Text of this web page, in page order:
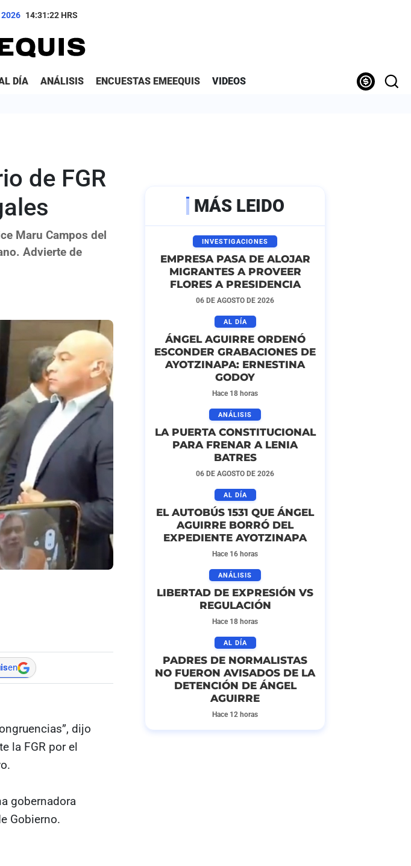
2026 14:31:23 HRS
DÍA ANÁLISIS ENCUESTAS EMEEQUIS VIDEOS
de FGR
Maru Campos del
Advierte de
en
dijo
la FGR por el
gobernadora
Gobierno.
MÁS LEIDO
INVESTIGACIONES
EMPRESA PASA DE ALOJAR
MIGRANTES A PROVEER
FLORES A PRESIDENCIA
06 DE AGOSTO DE 2026
AL DÍA
ÁNGEL AGUIRRE ORDENÓ
ESCONDER GRABACIONES DE
AYOTZINAPA: ERNESTINA
GODOY
Hace 18 horas
ANÁLISIS
LA PUERTA CONSTITUCIONAL
PARA FRENAR A LENIA
BATRES
06 DE AGOSTO DE 2026
AL DÍA
EL AUTOBÚS 1531 QUE ÁNGEL
AGUIRRE BORRÓ DEL
EXPEDIENTE AYOTZINAPA
Hace 16 horas
ANÁLISIS
LIBERTAD DE EXPRESIÓN VS
REGULACIÓN
Hace 18 horas
AL DÍA
PADRES DE NORMALISTAS
NO FUERON AVISADOS DE LA
DETENCIÓN DE ÁNGEL
AGUIRRE
Hace 12 horas